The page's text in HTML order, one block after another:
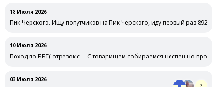
18 Июля 2026
Пик Черского. Ищу попутчиков на Пик Черского, иду первый раз
10 Июля 2026
Поход по ББТ( отрезок с … С товарищем собираемся неспешно
03 Июля 2026
2